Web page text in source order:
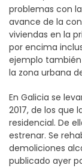
problemas con
avance de la
viviendas en la
por encima
ejemplo
la zona urbana
En Galicia se
2017, de los que
residencial. De
estrenar. Se
demoliciones
publicado ayer